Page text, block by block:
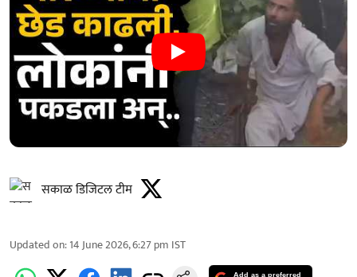
सकाळ डिजिटल टीम
Updated on:14 June 2026, 6:27 pm IST
Add as a preferred